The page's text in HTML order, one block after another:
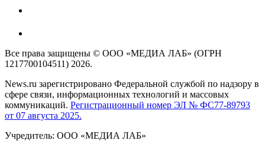
Все права защищены © ООО «МЕДИА ЛАБ» (ОГРН
1217700104511) 2026.
News.ru зарегистрировано Федеральной службой по надзору в
сфере связи, информационных технологий и массовых
коммуникаций. Регистрационный номер ЭЛ № ФС77-89793
от 07 августа 2025.
Учредитель: ООО «МЕДИА ЛАБ»